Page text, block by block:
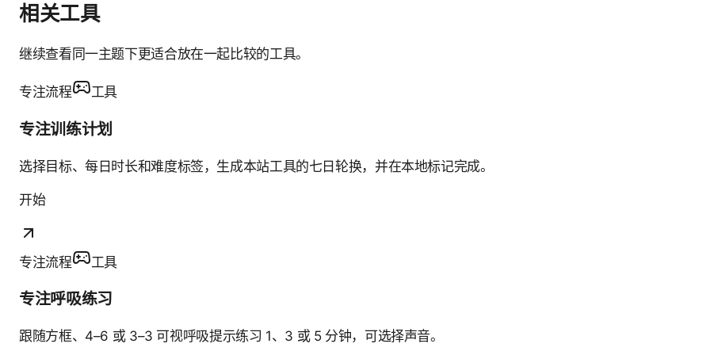
相关工具
继续查看同一主题下更适合放在一起比较的工具。
专注流程 工具
专注训练计划
选择目标、每日时长和难度标签，生成本站工具的七日轮换，并在本地标记完成。
开始
专注流程 工具
专注呼吸练习
跟随方框、4–6 或 3–3 可视呼吸提示练习 1、3 或 5 分钟，可选择声音。